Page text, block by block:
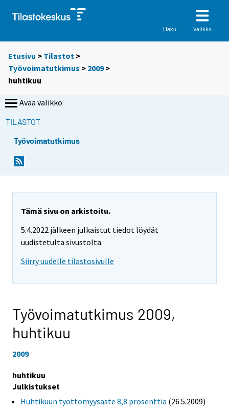
Haku Valikko
Etusivu > Tilastot >
Työvoimatutkimus > 2009>
huhtikuu
Avaa valikko
TILASTOT
Työvoimatutkimus
Tämä sivu on arkistoitu.
5.4.2022 jälkeen julkaistut tiedot löydät
uudistetulta sivustolta.
Siirry uudelle tilastosivulle
Työvoimatutkimus 2009,
huhtikuu
2009
huhtikuu
Julkistukset
Huhtikuun työttömyysaste 8,8 prosenttia (26.5.2009)